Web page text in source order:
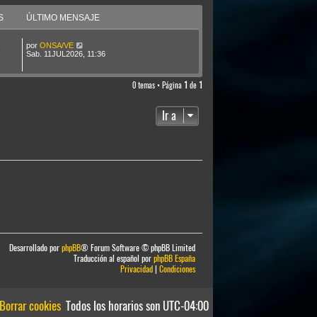
e
n
a
j
e
ÚLTIMO MENSAJE
por ONSA/VE
Sab. 11JUL2026, 11:36
0 temas • Página 1 de 1
Ir a
Desarrollado porphpBB® Forum Software © phpBB Limited
Traducción al español porphpBB España
Privacidad| Condiciones
Todos los horarios son UTC-04:00
Borrar cookies